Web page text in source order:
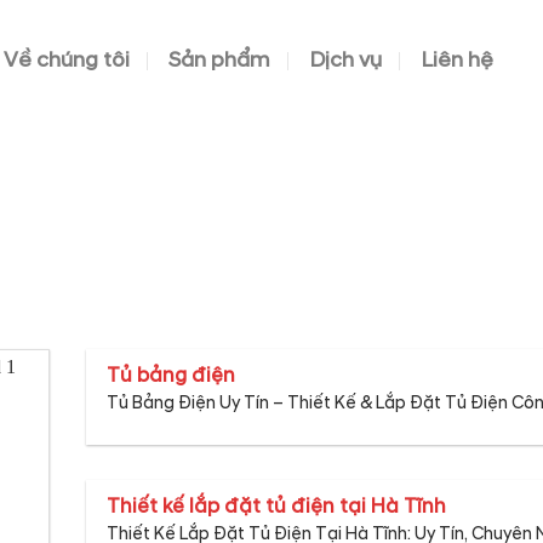
Về chúng tôi Sản phẩm Dịch vụ Liên hệ
Tủ bảng điện
Tủ Bảng Điện Uy Tín – Thiết Kế & Lắp Đặt Tủ Điện
Thiết kế lắp đặt tủ điện tại Hà Tĩnh
Thiết Kế Lắp Đặt Tủ Điện Tại Hà Tĩnh: Uy Tín, Chuyên